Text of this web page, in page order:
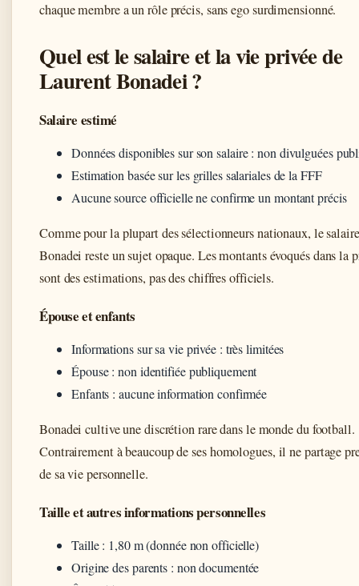
chaque membre a un rôle précis, sans ego surdimensionné.
Quel est le salaire et la vie privée de
Laurent Bonadei ?
Salaire estimé
Données disponibles sur son salaire : non divulguées
Estimation basée sur les grilles salariales de la FFF
Aucune source officielle ne confirme un montant précis
Comme pour la plupart des sélectionneurs nationaux, le
Bonadei reste un sujet opaque. Les montants évoqués dans la
sont des estimations, pas des chiffres officiels.
Épouse et enfants
Informations sur sa vie privée : très limitées
Épouse : non identifiée publiquement
Enfants : aucune information confirmée
Bonadei cultive une discrétion rare dans le monde du football.
Contrairement à beaucoup de ses homologues, il ne partage
de sa vie personnelle.
Taille et autres informations personnelles
Taille : 1,80 m (donnée non officielle)
Origine des parents : non documentée